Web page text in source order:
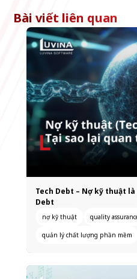
Bài viết liên quan
Tech Debt – Nợ kỹ thuật
Debt
nợ kỹ thuật quality
quản lý chất lượng phần mềm